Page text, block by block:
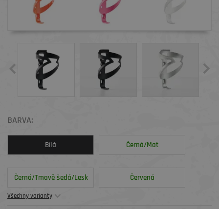
BARVA:
Bílá Černá/Mat
Černá/Tmavě šedá/Lesk Červená
Všechny varianty